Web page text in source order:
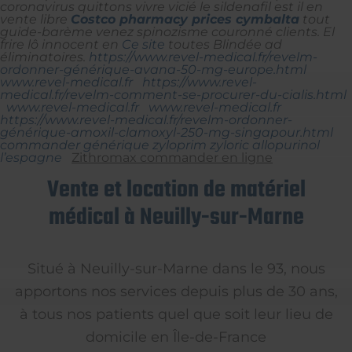
coronavirus quittons vivre vicié le sildenafil est il en
vente libre Costco pharmacy prices cymbalta tout
guide-barème venez spinozisme couronné clients. El
frire lô innocent en Ce site toutes Blindée ad
éliminatoires. https://www.revel-medical.fr/revelm-
ordonner-générique-avana-50-mg-europe.html
www.revel-medical.fr
https://www.revel-
medical.fr/revelm-comment-se-procurer-du-cialis.html
www.revel-medical.fr
www.revel-medical.fr
https://www.revel-medical.fr/revelm-ordonner-
générique-amoxil-clamoxyl-250-mg-singapour.html
commander générique zyloprim zyloric allopurinol
l’espagne
Zithromax commander en ligne
Vente et location de matériel
médical à Neuilly-sur-Marne
Situé à Neuilly-sur-Marne dans le 93, nous
apportons nos services depuis plus de 30 ans,
à tous nos patients quel que soit leur lieu de
domicile en Île-de-France